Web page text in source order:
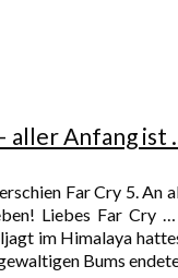
aller Anfang ist
Far Cry 5. An
Liebes Far Cry
im Himalaya
Bums